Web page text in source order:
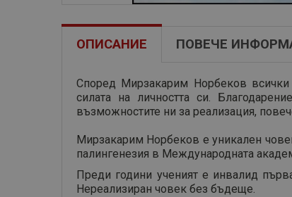
ОПИСАНИЕ ПОВЕЧЕ
Според Мирзакарим Норбеков всички
силата на личността си.
възможностите ни за реализация,
Мирзакарим Норбеков е уникален
палингенезия в Международната
Преди години ученият е инвалид
Нереализиран човек без бъдеще.